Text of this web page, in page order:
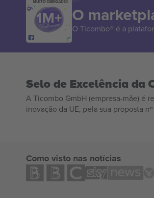
MUITO OBRIGADO!
O
O Ticombo® é a
Selo de Excelência da
A Ticombo GmbH (empresa-mãe) é
inovação da UE, pela sua proposta
Como visto nas notícias